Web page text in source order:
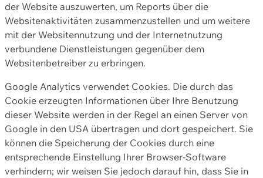
der Website auszuwerten, um Reports über die
Websitenaktivitäten zusammenzustellen und um weitere
mit der Websitennutzung und der Internetnutzung
verbundene Dienstleistungen gegenüber dem
Websitenbetreiber zu erbringen.
Google Analytics verwendet Cookies. Die durch das
Cookie erzeugten Informationen über Ihre Benutzung
dieser Website werden in der Regel an einen Server von
Google in den USA übertragen und dort gespeichert. Sie
können die Speicherung der Cookies durch eine
entsprechende Einstellung Ihrer Browser-Software
verhindern; wir weisen Sie jedoch darauf hin, dass Sie in